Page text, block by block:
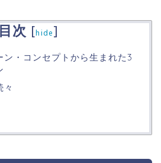
目次 [hide]
ン・コンセプトから生まれた3
々